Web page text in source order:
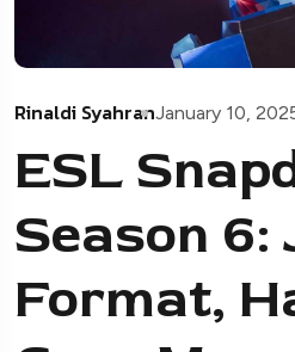
Rinaldi SyahranJanuary 10,
ESL
Season 6:
Format,